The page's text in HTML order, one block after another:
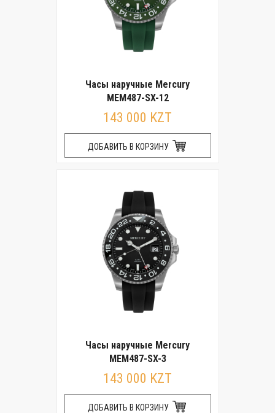
Часы наручные Mercury
MEM487-SX-12
143 000 KZT
ДОБАВИТЬ В КОРЗИНУ
Часы наручные Mercury
MEM487-SX-3
143 000 KZT
ДОБАВИТЬ В КОРЗИНУ